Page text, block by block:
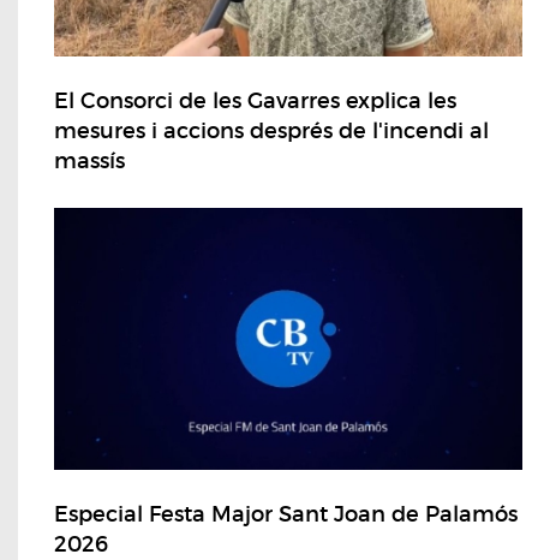
El Consorci de les Gavarres explica les
mesures i accions després de l'incendi al
massís
Especial Festa Major Sant Joan de Palamós
2026